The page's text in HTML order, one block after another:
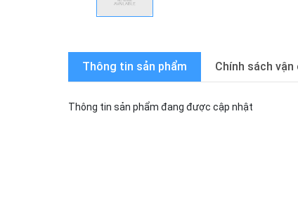
Thông tin sản phẩm Chính sách vận
Thông tin sản phẩm đang được cập nhật